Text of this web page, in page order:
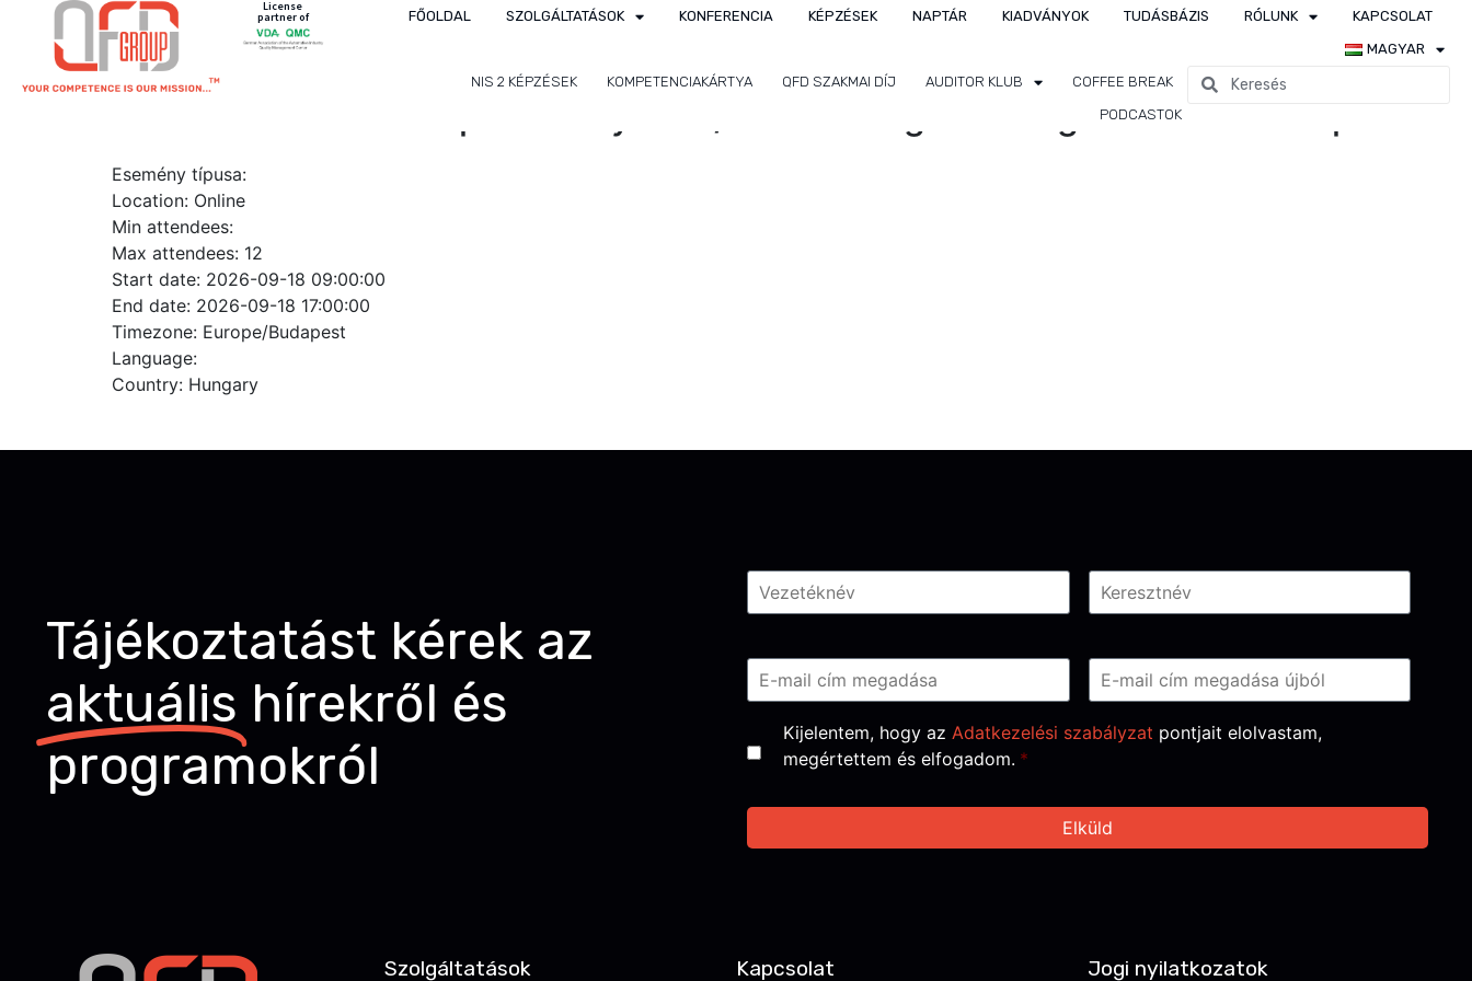
License
partner of FŐOLDAL SZOLGÁLTATÁSOK KONFERENCIA KÉPZÉSEK NAPTÁR KIADVÁNYOK TUDÁSBÁZIS RÓLUNK
KAPCSOLAT
MAGYAR
NIS 2 KÉPZÉSEK
KOMPETENCIAKÁRTYA QFD SZAKMAI DÍJ AUDITOR KLUB
COFFEE BREAK
PODCASTOK
ID 534-HU – Product Compliance System/Termékmegfelelőségi rendszer – Alapok
Esemény típusa:
Location: Online
Min attendees:
Max attendees: 12
Start date: 2026-09-18 09:00:00
End date: 2026-09-18 17:00:00
Timezone: Europe/Budapest
Language:
Country: Hungary
Tájékoztatást kérek az
aktuális hírekről és
programokról
Név *
Email *
Consent *
Kijelentem, hogy az Adatkezelési szabályzat pontjait elolvastam,
megértettem és elfogadom. *
Szolgáltatások Kapcsolat Jogi nyilatkozatok